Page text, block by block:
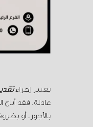
يعتبر إجراء
عادلة. فقد
بالأجور، أو